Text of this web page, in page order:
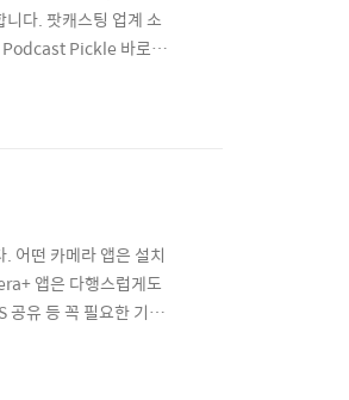
다. 팟캐스팅 업계 소
Podcast Pickle 바로가
디렉토리를 클릭
어떤 카메라 앱은 설치
앱은 다행스럽게도
공유 등 꼭 필요한 기능
)도 있으니 방문